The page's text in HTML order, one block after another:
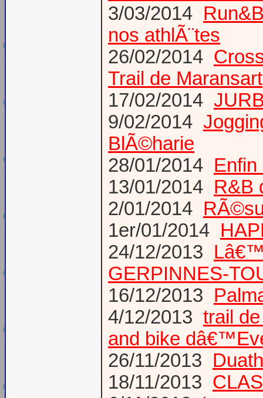
3/03/2014
nos athlÃ¨tes
26/02/2014
Trail de Maransart
17/02/2014
9/02/2014
BlÃ©harie
28/01/2014 Enfin
13/01/2014 R&B
2/01/2014
1er/01/2014
24/12/2013
GERPINNES-
16/12/2013
4/12/2013 trail
and bike
26/11/2013
18/11/2013